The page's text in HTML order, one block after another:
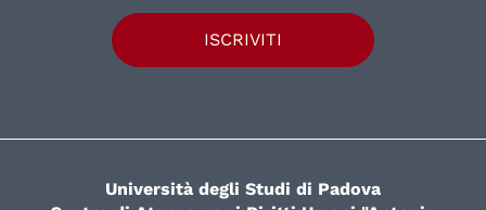
ISCRIVITI
Università degli Studi di Padova